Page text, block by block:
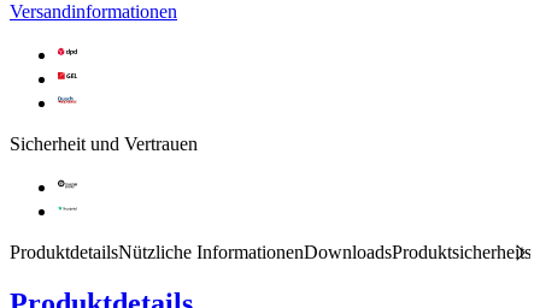
Versandinformationen
Sicherheit und Vertrauen
ProduktdetailsNützliche InformationenDownloads